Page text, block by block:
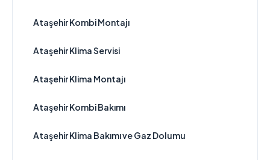
Ataşehir Kombi Montajı
Ataşehir Klima Servisi
Ataşehir Klima Montajı
Ataşehir Kombi Bakımı
Ataşehir Klima Bakımı ve Gaz Dolumu